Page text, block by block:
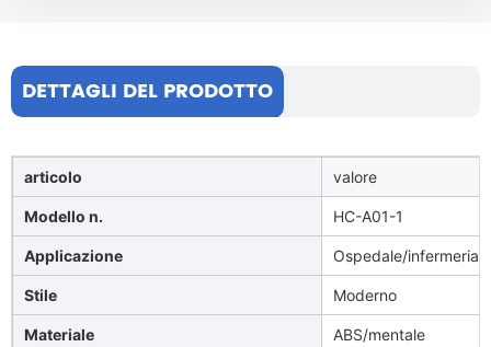
DETTAGLI DEL PRODOTTO
articolo valore
Modello n. HC-A01-1
Applicazione Ospedale/infermeria
Stile Moderno
Materiale ABS/mentale